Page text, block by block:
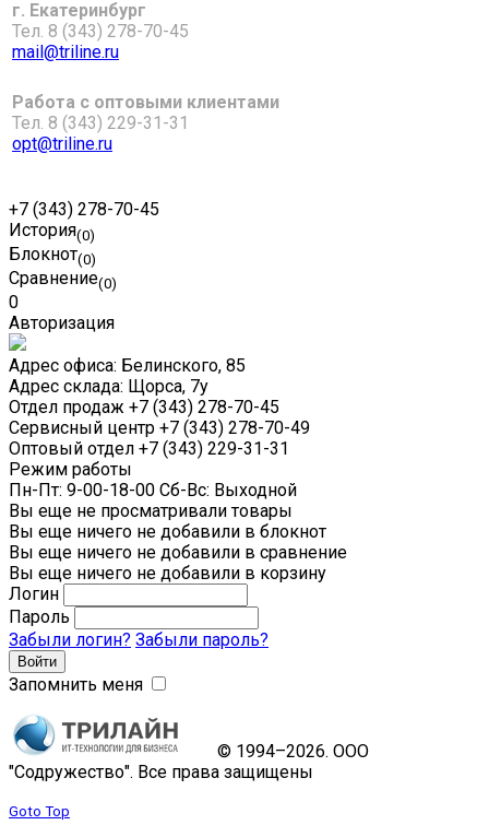
г. Екатеринбург
Тел. 8 (343) 278-70-45
mail@triline.ru
Работа с оптовыми клиентами
Тел. 8 (343) 229-31-31
opt@triline.ru
+7 (343) 278-70-45
История(0)
Блокнот(0)
Сравнение(0)
0
Авторизация
Адрес офиса: Белинского, 85
Адрес склада: Щорса, 7у
Отдел продаж +7 (343) 278-70-45
Сервисный центр +7 (343) 278-70-49
Оптовый отдел +7 (343) 229-31-31
Режим работы
Пн-Пт: 9-00-18-00 Сб-Вс: Выходной
Вы еще не просматривали товары
Вы еще ничего не добавили в блокнот
Вы еще ничего не добавили в сравнение
Вы еще ничего не добавили в корзину
Логин
Пароль
Забыли логин? Забыли пароль?
Запомнить меня
© 1994–2026. ООО
"Содружество". Все права защищены
Goto Top